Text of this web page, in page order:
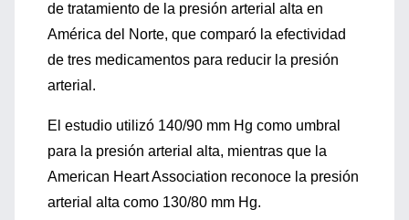
de tratamiento de la presión arterial alta en
América del Norte, que comparó la efectividad
de tres medicamentos para reducir la presión
arterial.
El estudio utilizó 140/90 mm Hg como umbral
para la presión arterial alta, mientras que la
American Heart Association reconoce la presión
arterial alta como 130/80 mm Hg.